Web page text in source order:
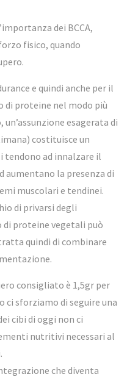
dei BCCA,
fisico, quando
e quindi anche per il
di proteine nel modo più
esagerata di
costituisce un
tendono ad innalzare il
aumentano la presenza di
muscolari e tendinei.
di privarsi degli
di proteine vegetali può
quindi di combinare
consigliato è 1,5gr per
ci sforziamo di seguire una
cibi di oggi non ci
nutritivi necessari al
che diventa